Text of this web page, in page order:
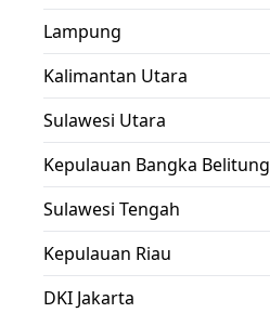
Lampung
Kalimantan Utara
Sulawesi Utara
Kepulauan Bangka Belitung
Sulawesi Tengah
Kepulauan Riau
DKI Jakarta